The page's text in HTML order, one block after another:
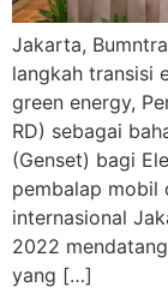
Jakarta,
langkah transisi
green energy,
RD) sebagai
(Genset) bagi
pembalap mobil
internasional
2022
yang […]